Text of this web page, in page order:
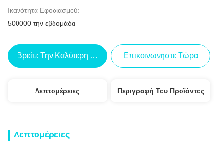
Ικανότητα Εφοδιασμού:
500000 την εβδομάδα
Βρείτε Την Καλύτερη Τιμή Επικοινωνήστε Τώρα
Λεπτομέρειες Περιγραφή Του Προϊόντος
Λεπτομέρειες